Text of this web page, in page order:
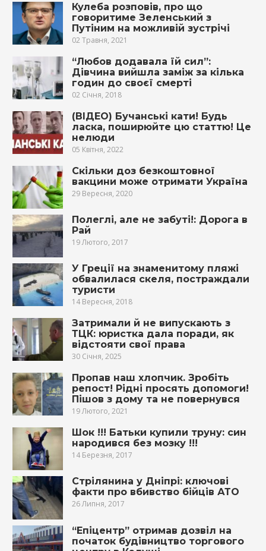
Кулеба розповів, про що
говоритиме Зеленський з
Путіним на можливій зустрічі
02 Травня, 2021
“Любов додавала їй сил”:
Дівчина вийшла заміж за кілька
годин до своєї смерті
02 Січня, 2018
(ВІДЕО) Бучанські кати! Будь
ласка, поширюйте цю статтю! Це
нелюди
05 Квітня, 2022
Скільки доз безкоштовної
вакцини може отримати Україна
29 Вересня, 2020
Полеглі, але не забуті!: Дорога в
Рай
19 Лютого, 2017
У Греції на знаменитому пляжі
обвалилася скеля, постраждали
туристи
14 Вересня, 2018
Затримали й не випускають з
ТЦК: юристка дала поради, як
відстояти свої права
30 Січня, 2025
Пропав наш хлопчик. Зробіть
репост! Рідні просять допомоги!
Пішов з дому та не повернувся
19 Лютого, 2021
Шок !!! Батьки купили труну: син
народився без мозку !!!
14 Березня, 2017
Стрілянина у Дніпрі: ключові
факти про вбивство бійців АТО
26 Липня, 2017
“Епіцентр” отримав дозвіл на
початок будівництво торгового